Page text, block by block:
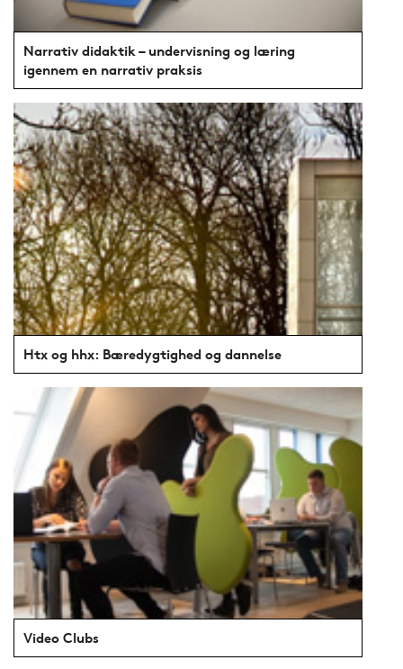
Narrativ didaktik – undervisning og læring
igennem en narrativ praksis
Htx og hhx: Bæredygtighed og dannelse
Video Clubs